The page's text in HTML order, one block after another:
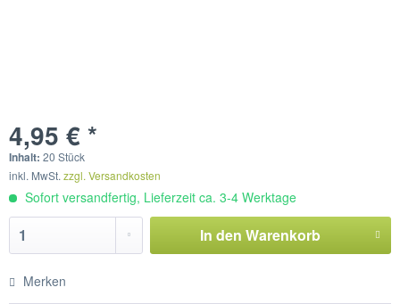
4,95 € *
Inhalt: 20 Stück
inkl. MwSt. zzgl. Versandkosten
Sofort versandfertig, Lieferzeit ca. 3-4 Werktage
In den Warenkorb
Merken